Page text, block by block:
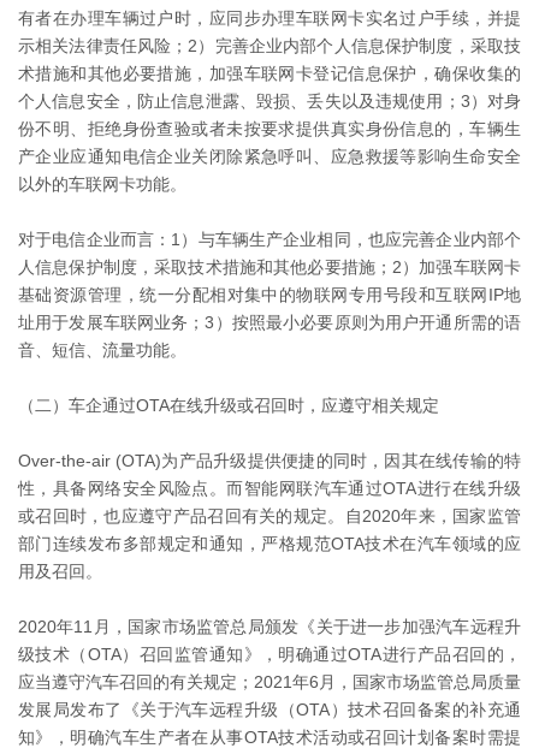
有者在办理车辆过户时，应同步办理车联网卡实名过户手续，并提
示相关法律责任风险；2）完善企业内部个人信息保护制度，采取技
术措施和其他必要措施，加强车联网卡登记信息保护，确保收集的
个人信息安全，防止信息泄露、毁损、丢失以及违规使用；3）对身
份不明、拒绝身份查验或者未按要求提供真实身份信息的，车辆生
产企业应通知电信企业关闭除紧急呼叫、应急救援等影响生命安全
以外的车联网卡功能。
对于电信企业而言：1）与车辆生产企业相同，也应完善企业内部个
人信息保护制度，采取技术措施和其他必要措施；2）加强车联网卡
基础资源管理，统一分配相对集中的物联网专用号段和互联网IP地
址用于发展车联网业务；3）按照最小必要原则为用户开通所需的语
音、短信、流量功能。
（二）车企通过OTA在线升级或召回时，应遵守相关规定
Over-the-air (OTA)为产品升级提供便捷的同时，因其在线传输的特
性，具备网络安全风险点。而智能网联汽车通过OTA进行在线升级
或召回时，也应遵守产品召回有关的规定。自2020年来，国家监管
部门连续发布多部规定和通知，严格规范OTA技术在汽车领域的应
用及召回。
2020年11月，国家市场监管总局颁发《关于进一步加强汽车远程升
级技术（OTA）召回监管通知》，明确通过OTA进行产品召回的，
应当遵守汽车召回的有关规定；2021年6月，国家市场监管总局质量
发展局发布了《关于汽车远程升级（OTA）技术召回备案的补充通
知》，明确汽车生产者在从事OTA技术活动或召回计划备案时需提